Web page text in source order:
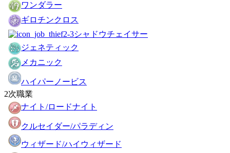
ワンダラー
ギロチンクロス
シャドウチェイサー
ジェネティック
メカニック
ハイパーノービス
2次職業
ナイト/ロードナイト
クルセイダー/パラディン
ウィザード/ハイウィザード